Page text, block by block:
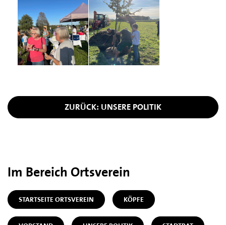
ZURÜCK: UNSERE POLITIK
Im Bereich Ortsverein
STARTSEITE ORTSVEREIN KÖPFE